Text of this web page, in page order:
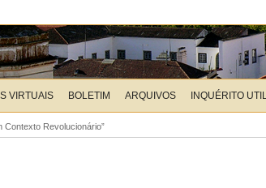
VIRTUAIS BOLETIM ARQUIVOS INQUÉRITO
Contexto Revolucionário”